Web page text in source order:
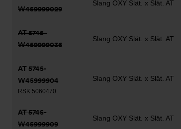
W459999029
Slang OXY Slät. x Slät. AT
AT 5745-
W459999036
Slang OXY Slät. x Slät. AT
AT 5745-
W45999904
RSK 5060470
Slang OXY Slät. x Slät. AT
AT 5745-
W45999909
Slang OXY Slät. x Slät. AT